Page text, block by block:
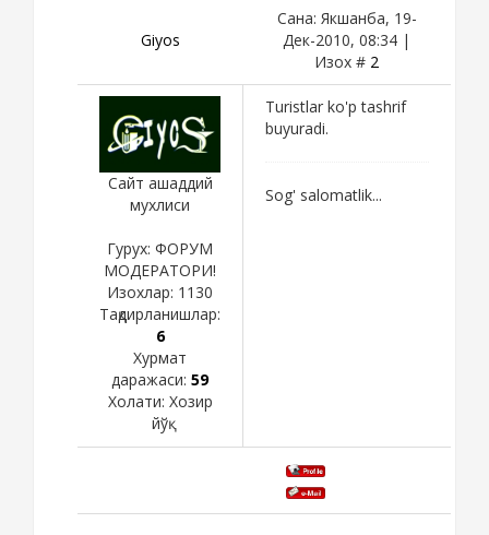
Giyos
Сана: Якшанба, 19-
Дек-2010, 08:34 |
Изох # 2
Сайт ашаддий
мухлиси
Гурух: ФОРУМ
МОДЕРАТОРИ!
Изохлар: 1130
Тақдирланишлар:
6
Хурмат
даражаси: 59
Холати: Хозир
йўқ
Turistlar ko'p tashrif
buyuradi.
Sog' salomatlik...